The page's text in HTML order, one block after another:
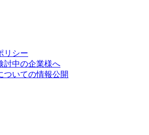
リシー
討中の企業様へ
ついての情報公開